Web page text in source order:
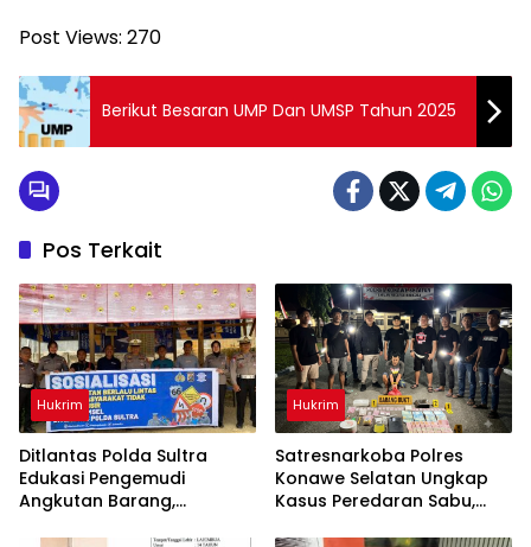
Post Views: 270
Berikut Besaran UMP Dan UMSP Tahun 2025
Pos Terkait
Hukrim
Ditlantas Polda Sultra
Edukasi Pengemudi
Angkutan Barang,
Hukrim
Satresnarkoba Polres
Konawe Selatan Ungkap
Kasus Peredaran Sabu,